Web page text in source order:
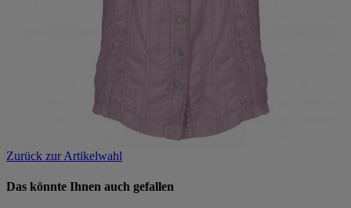
Zurück zur Artikelwahl
Das könnte Ihnen auch gefallen